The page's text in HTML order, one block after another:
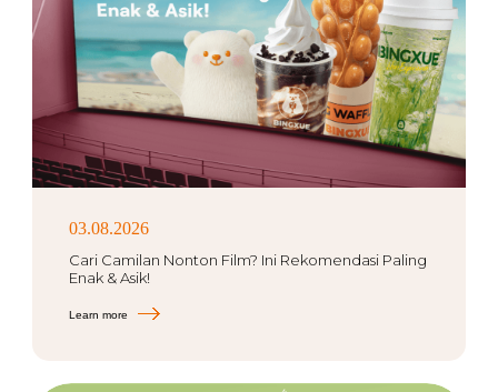
03.08.2026
Cari Camilan Nonton Film? Ini Rekomendasi Paling
Enak & Asik!
Learn more